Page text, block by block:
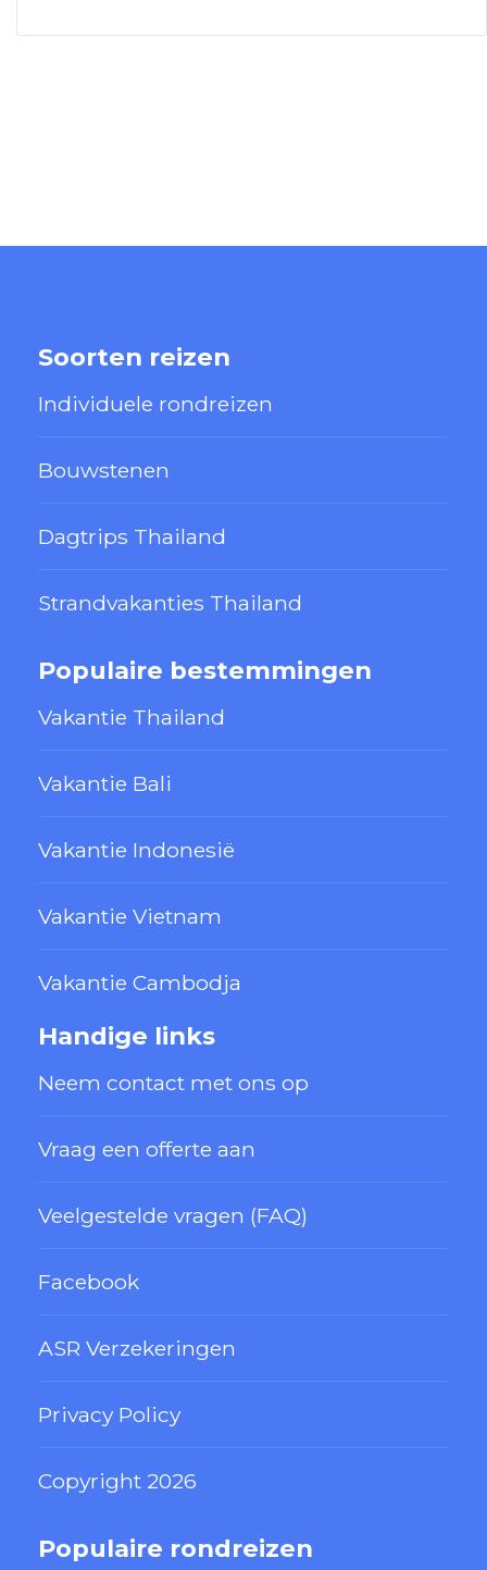
Soorten reizen
Individuele rondreizen
Bouwstenen
Dagtrips Thailand
Strandvakanties Thailand
Populaire bestemmingen
Vakantie Thailand
Vakantie Bali
Vakantie Indonesië
Vakantie Vietnam
Vakantie Cambodja
Handige links
Neem contact met ons op
Vraag een offerte aan
Veelgestelde vragen (FAQ)
Facebook
ASR Verzekeringen
Privacy Policy
Copyright 2026
Populaire rondreizen